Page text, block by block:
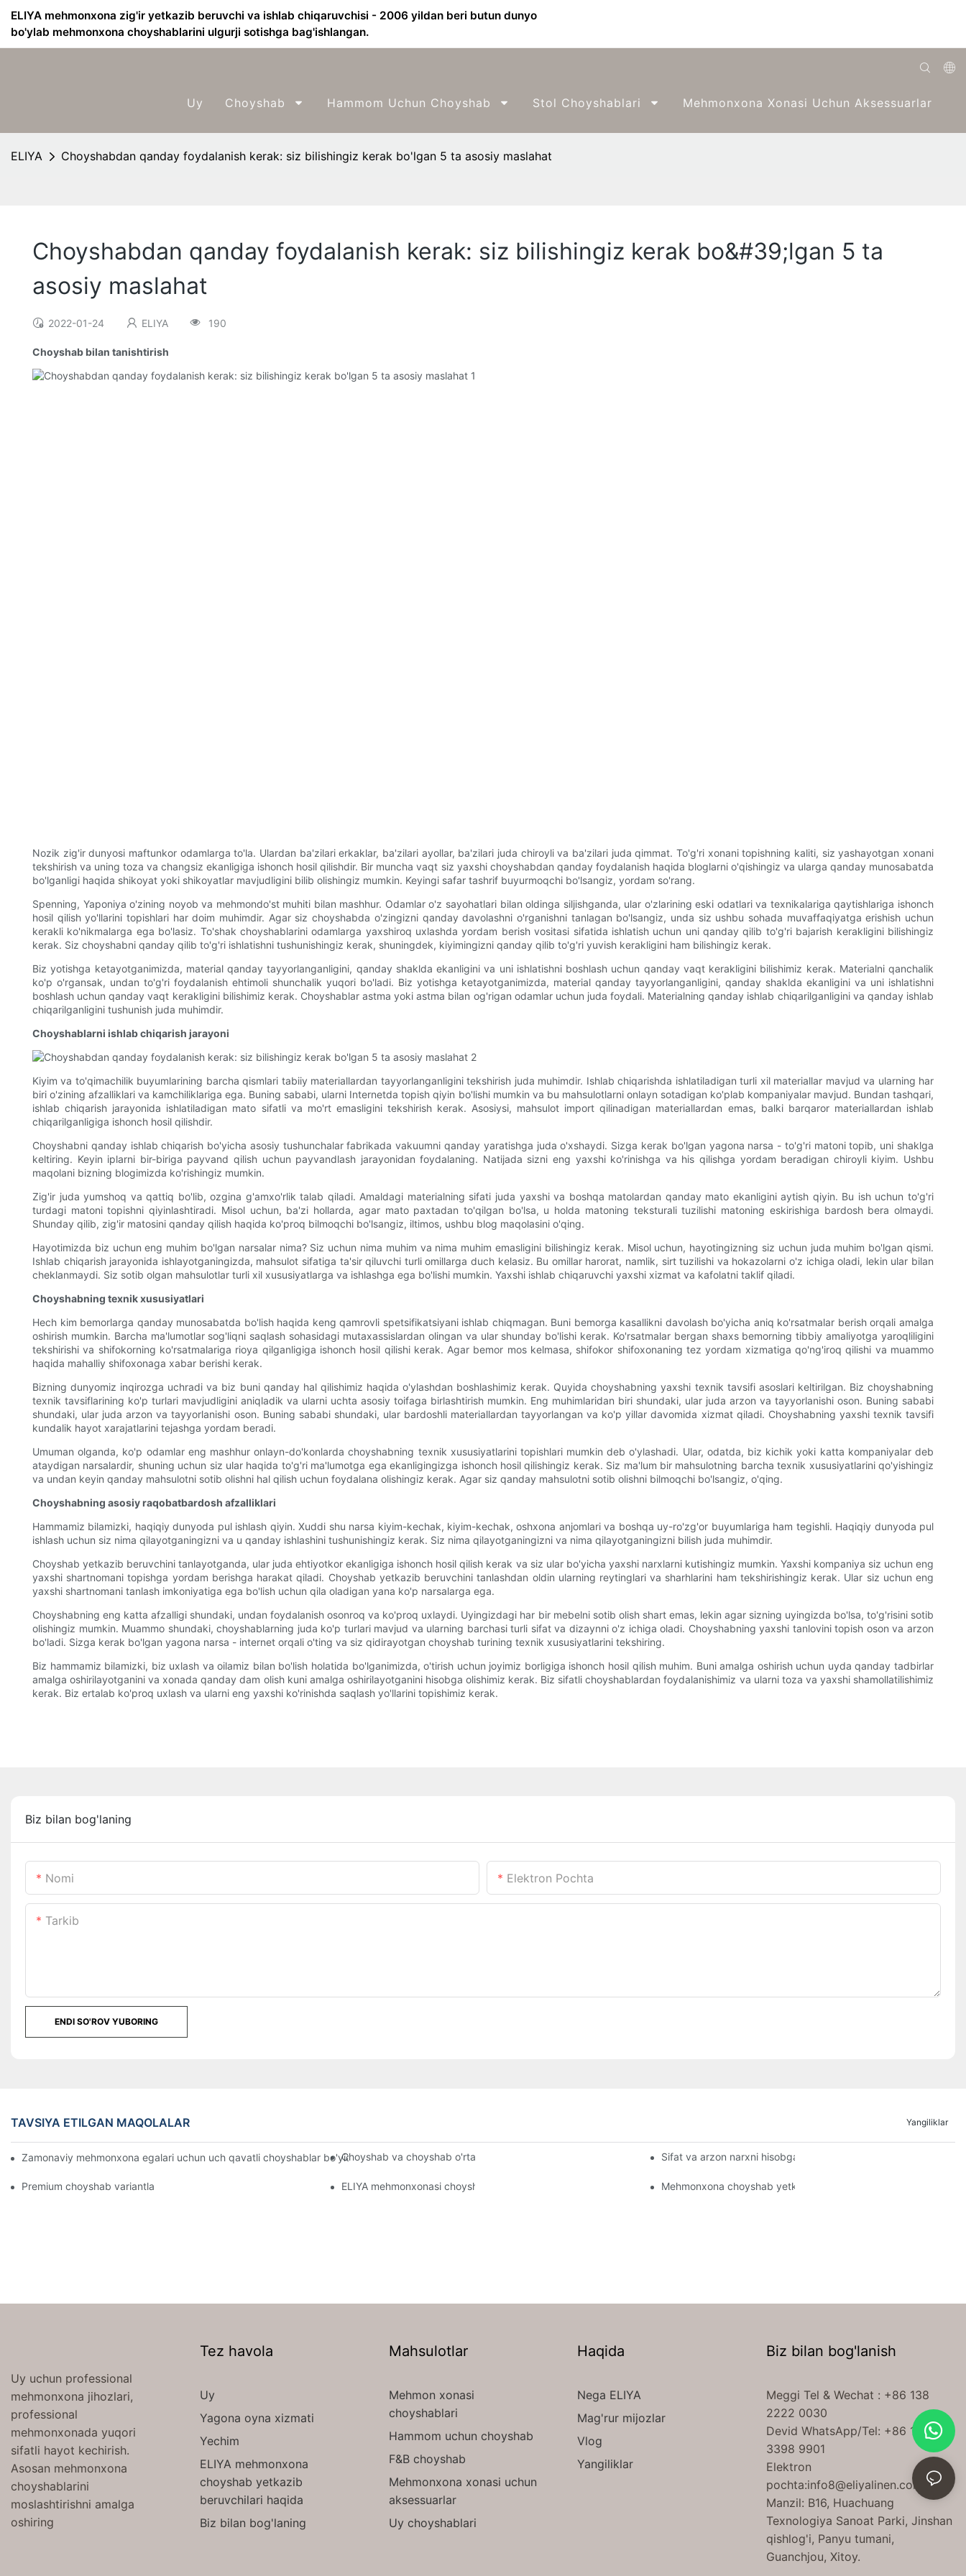
ELIYA mehmonxona zig'ir yetkazib beruvchi va ishlab chiqaruvchisi - 2006 yildan beri butun dunyo
bo'ylab mehmonxona choyshablarini ulgurji sotishga bag'ishlangan.
Français
Uy Choyshab Hammom Uchun Choyshab Stol Choyshablari Mehmonxona Xonasi Uchun Aksessuarlar
ELIYA Choyshabdan qanday foydalanish kerak: siz bilishingiz kerak bo'lgan 5 ta asosiy maslahat
Choyshabdan qanday foydalanish kerak: siz bilishingiz kerak bo&#39;lgan 5 ta
asosiy maslahat
2022-01-24 ELIYA 190
Choyshab bilan tanishtirish
Nozik zig'ir dunyosi maftunkor odamlarga to'la. Ulardan ba'zilari erkaklar, ba'zilari ayollar, ba'zilari juda chiroyli va ba'zilari juda qimmat. To'g'ri xonani topishning kaliti, siz yashayotgan xonani
tekshirish va uning toza va changsiz ekanligiga ishonch hosil qilishdir. Bir muncha vaqt siz yaxshi choyshabdan qanday foydalanish haqida bloglarni o'qishingiz va ularga qanday munosabatda
bo'lganligi haqida shikoyat yoki shikoyatlar mavjudligini bilib olishingiz mumkin. Keyingi safar tashrif buyurmoqchi bo'lsangiz, yordam so'rang.
Spenning, Yaponiya o'zining noyob va mehmondo'st muhiti bilan mashhur. Odamlar o'z sayohatlari bilan oldinga siljishganda, ular o'zlarining eski odatlari va texnikalariga qaytishlariga ishonch
hosil qilish yo'llarini topishlari har doim muhimdir. Agar siz choyshabda o'zingizni qanday davolashni o'rganishni tanlagan bo'lsangiz, unda siz ushbu sohada muvaffaqiyatga erishish uchun
kerakli ko'nikmalarga ega bo'lasiz. To'shak choyshablarini odamlarga yaxshiroq uxlashda yordam berish vositasi sifatida ishlatish uchun uni qanday qilib to'g'ri bajarish kerakligini bilishingiz
kerak. Siz choyshabni qanday qilib to'g'ri ishlatishni tushunishingiz kerak, shuningdek, kiyimingizni qanday qilib to'g'ri yuvish kerakligini ham bilishingiz kerak.
Biz yotishga ketayotganimizda, material qanday tayyorlanganligini, qanday shaklda ekanligini va uni ishlatishni boshlash uchun qanday vaqt kerakligini bilishimiz kerak. Materialni qanchalik
ko'p o'rgansak, undan to'g'ri foydalanish ehtimoli shunchalik yuqori bo'ladi. Biz yotishga ketayotganimizda, material qanday tayyorlanganligini, qanday shaklda ekanligini va uni ishlatishni
boshlash uchun qanday vaqt kerakligini bilishimiz kerak. Choyshablar astma yoki astma bilan og'rigan odamlar uchun juda foydali. Materialning qanday ishlab chiqarilganligini va qanday ishlab
chiqarilganligini tushunish juda muhimdir.
Choyshablarni ishlab chiqarish jarayoni
Kiyim va to'qimachilik buyumlarining barcha qismlari tabiiy materiallardan tayyorlanganligini tekshirish juda muhimdir. Ishlab chiqarishda ishlatiladigan turli xil materiallar mavjud va ularning har
biri o'zining afzalliklari va kamchiliklariga ega. Buning sababi, ularni Internetda topish qiyin bo'lishi mumkin va bu mahsulotlarni onlayn sotadigan ko'plab kompaniyalar mavjud. Bundan tashqari,
ishlab chiqarish jarayonida ishlatiladigan mato sifatli va mo'rt emasligini tekshirish kerak. Asosiysi, mahsulot import qilinadigan materiallardan emas, balki barqaror materiallardan ishlab
chiqarilganligiga ishonch hosil qilishdir.
Choyshabni qanday ishlab chiqarish bo'yicha asosiy tushunchalar fabrikada vakuumni qanday yaratishga juda o'xshaydi. Sizga kerak bo'lgan yagona narsa - to'g'ri matoni topib, uni shaklga
keltiring. Keyin iplarni bir-biriga payvand qilish uchun payvandlash jarayonidan foydalaning. Natijada sizni eng yaxshi ko'rinishga va his qilishga yordam beradigan chiroyli kiyim. Ushbu
maqolani bizning blogimizda ko'rishingiz mumkin.
Zig'ir juda yumshoq va qattiq bo'lib, ozgina g'amxo'rlik talab qiladi. Amaldagi materialning sifati juda yaxshi va boshqa matolardan qanday mato ekanligini aytish qiyin. Bu ish uchun to'g'ri
turdagi matoni topishni qiyinlashtiradi. Misol uchun, ba'zi hollarda, agar mato paxtadan to'qilgan bo'lsa, u holda matoning teksturali tuzilishi matoning eskirishiga bardosh bera olmaydi.
Shunday qilib, zig'ir matosini qanday qilish haqida ko'proq bilmoqchi bo'lsangiz, iltimos, ushbu blog maqolasini o'qing.
Hayotimizda biz uchun eng muhim bo'lgan narsalar nima? Siz uchun nima muhim va nima muhim emasligini bilishingiz kerak. Misol uchun, hayotingizning siz uchun juda muhim bo'lgan qismi.
Ishlab chiqarish jarayonida ishlayotganingizda, mahsulot sifatiga ta'sir qiluvchi turli omillarga duch kelasiz. Bu omillar harorat, namlik, sirt tuzilishi va hokazolarni o'z ichiga oladi, lekin ular bilan
cheklanmaydi. Siz sotib olgan mahsulotlar turli xil xususiyatlarga va ishlashga ega bo'lishi mumkin. Yaxshi ishlab chiqaruvchi yaxshi xizmat va kafolatni taklif qiladi.
Choyshabning texnik xususiyatlari
Hech kim bemorlarga qanday munosabatda bo'lish haqida keng qamrovli spetsifikatsiyani ishlab chiqmagan. Buni bemorga kasallikni davolash bo'yicha aniq ko'rsatmalar berish orqali amalga
oshirish mumkin. Barcha ma'lumotlar sog'liqni saqlash sohasidagi mutaxassislardan olingan va ular shunday bo'lishi kerak. Ko'rsatmalar bergan shaxs bemorning tibbiy amaliyotga yaroqliligini
tekshirishi va shifokorning ko'rsatmalariga rioya qilganligiga ishonch hosil qilishi kerak. Agar bemor mos kelmasa, shifokor shifoxonaning tez yordam xizmatiga qo'ng'iroq qilishi va muammo
haqida mahalliy shifoxonaga xabar berishi kerak.
Bizning dunyomiz inqirozga uchradi va biz buni qanday hal qilishimiz haqida o'ylashdan boshlashimiz kerak. Quyida choyshabning yaxshi texnik tavsifi asoslari keltirilgan. Biz choyshabning
texnik tavsiflarining ko'p turlari mavjudligini aniqladik va ularni uchta asosiy toifaga birlashtirish mumkin. Eng muhimlaridan biri shundaki, ular juda arzon va tayyorlanishi oson. Buning sababi
shundaki, ular juda arzon va tayyorlanishi oson. Buning sababi shundaki, ular bardoshli materiallardan tayyorlangan va ko'p yillar davomida xizmat qiladi. Choyshabning yaxshi texnik tavsifi
kundalik hayot xarajatlarini tejashga yordam beradi.
Umuman olganda, ko'p odamlar eng mashhur onlayn-do'konlarda choyshabning texnik xususiyatlarini topishlari mumkin deb o'ylashadi. Ular, odatda, biz kichik yoki katta kompaniyalar deb
ataydigan narsalardir, shuning uchun siz ular haqida to'g'ri ma'lumotga ega ekanligingizga ishonch hosil qilishingiz kerak. Siz ma'lum bir mahsulotning barcha texnik xususiyatlarini qo'yishingiz
va undan keyin qanday mahsulotni sotib olishni hal qilish uchun foydalana olishingiz kerak. Agar siz qanday mahsulotni sotib olishni bilmoqchi bo'lsangiz, o'qing.
Choyshabning asosiy raqobatbardosh afzalliklari
Hammamiz bilamizki, haqiqiy dunyoda pul ishlash qiyin. Xuddi shu narsa kiyim-kechak, kiyim-kechak, oshxona anjomlari va boshqa uy-ro'zg'or buyumlariga ham tegishli. Haqiqiy dunyoda pul
ishlash uchun siz nima qilayotganingizni va u qanday ishlashini tushunishingiz kerak. Siz nima qilayotganingizni va nima qilayotganingizni bilish juda muhimdir.
Choyshab yetkazib beruvchini tanlayotganda, ular juda ehtiyotkor ekanligiga ishonch hosil qilish kerak va siz ular bo'yicha yaxshi narxlarni kutishingiz mumkin. Yaxshi kompaniya siz uchun eng
yaxshi shartnomani topishga yordam berishga harakat qiladi. Choyshab yetkazib beruvchini tanlashdan oldin ularning reytinglari va sharhlarini ham tekshirishingiz kerak. Ular siz uchun eng
yaxshi shartnomani tanlash imkoniyatiga ega bo'lish uchun qila oladigan yana ko'p narsalarga ega.
Choyshabning eng katta afzalligi shundaki, undan foydalanish osonroq va ko'proq uxlaydi. Uyingizdagi har bir mebelni sotib olish shart emas, lekin agar sizning uyingizda bo'lsa, to'g'risini sotib
olishingiz mumkin. Muammo shundaki, choyshablarning juda ko'p turlari mavjud va ularning barchasi turli sifat va dizaynni o'z ichiga oladi. Choyshabning yaxshi tanlovini topish oson va arzon
bo'ladi. Sizga kerak bo'lgan yagona narsa - internet orqali o'ting va siz qidirayotgan choyshab turining texnik xususiyatlarini tekshiring.
Biz hammamiz bilamizki, biz uxlash va oilamiz bilan bo'lish holatida bo'lganimizda, o'tirish uchun joyimiz borligiga ishonch hosil qilish muhim. Buni amalga oshirish uchun uyda qanday tadbirlar
amalga oshirilayotganini va xonada qanday dam olish kuni amalga oshirilayotganini hisobga olishimiz kerak. Biz sifatli choyshablardan foydalanishimiz va ularni toza va yaxshi shamollatilishimiz
kerak. Biz ertalab ko'proq uxlash va ularni eng yaxshi ko'rinishda saqlash yo'llarini topishimiz kerak.
Biz bilan bog'laning
Nomi Elektron Pochta
Tarkib
ENDI SO'ROV YUBORING
TAVSIYA ETILGAN MAQOLALAR Yangiliklar
Zamonaviy mehmonxona egalari uchun uch qavatli choyshablar bo'yicha qo'llanma: hashamatli jozibadorlikni yo'qotmasdan xarajatlarni tejash
Choyshab va choyshab o'rtasida farq bormi Sifat va arzon narxni hisobga oladigan eng yaxshi
Premium choyshab variantlari bilan hashamatli mehmonxona tajribasini yaratishELIYA mehmonxonasi choyshablari: "Yaqindan himoya qilish" dan "Batafsil estetika" ga ko'tarilish
Mehmonxona choyshab yetkazib beruvchi nima qiladi
Uy uchun professional
mehmonxona jihozlari,
professional
mehmonxonada yuqori
sifatli hayot kechirish.
Asosan mehmonxona
choyshablarini
moslashtirishni amalga
oshiring
Tez havola
Uy
Yagona oyna xizmati
Yechim
ELIYA mehmonxona
choyshab yetkazib
beruvchilari haqida
Biz bilan bog'laning
Mahsulotlar
Mehmon xonasi
choyshablari
Hammom uchun choyshab
F&B choyshab
Mehmonxona xonasi uchun
aksessuarlar
Uy choyshablari
Haqida
Nega ELIYA
Mag'rur mijozlar
Vlog
Yangiliklar
Biz bilan bog'lanish
Meggi Tel & Wechat : +86 138
2222 0030
Devid WhatsApp/Tel: +86 189
3398 9901
Elektron
pochta:info8@eliyalinen.com
Manzil: B16, Huachuang
Texnologiya Sanoat Parki, Jinshan
qishlog'i, Panyu tumani,
Guanchjou, Xitoy.